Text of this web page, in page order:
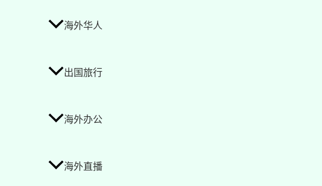
海外华人
出国旅行
海外办公
海外直播